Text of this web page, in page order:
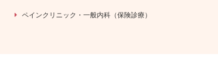
ペインクリニック・一般内科（保険診療）